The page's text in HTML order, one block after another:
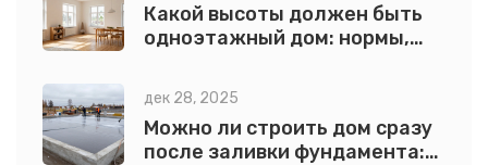
Какой высоты должен быть
одноэтажный дом: нормы,
советы
дек 28, 2025
Можно ли строить дом сразу
после заливки фундамента: